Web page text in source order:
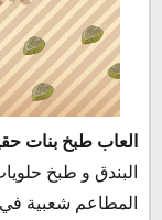
العاب طبخ بنات
البندق و طبخ
المطاعم شعبية في